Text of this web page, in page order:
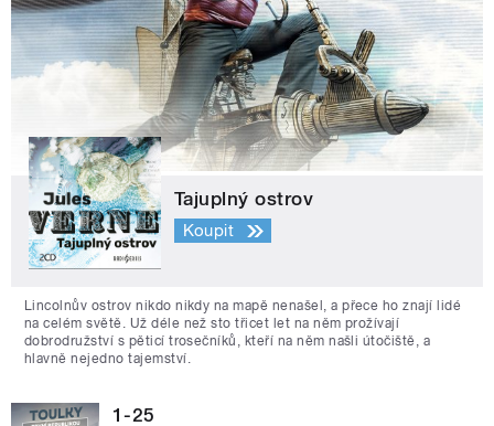
Tajuplný ostrov
Koupit
Lincolnův ostrov nikdo nikdy na mapě nenašel, a přece ho znají lidé
na celém světě. Už déle než sto třicet let na něm prožívají
dobrodružství s pěticí trosečníků, kteří na něm našli útočiště, a
hlavně nejedno tajemství.
1-25